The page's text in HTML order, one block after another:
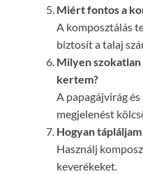
Miért fontos a
A komposztálás
biztosít a talaj
Milyen
kertem?
A papagájvirág
megjelenést
Hogyan
Használj
keverékeket.